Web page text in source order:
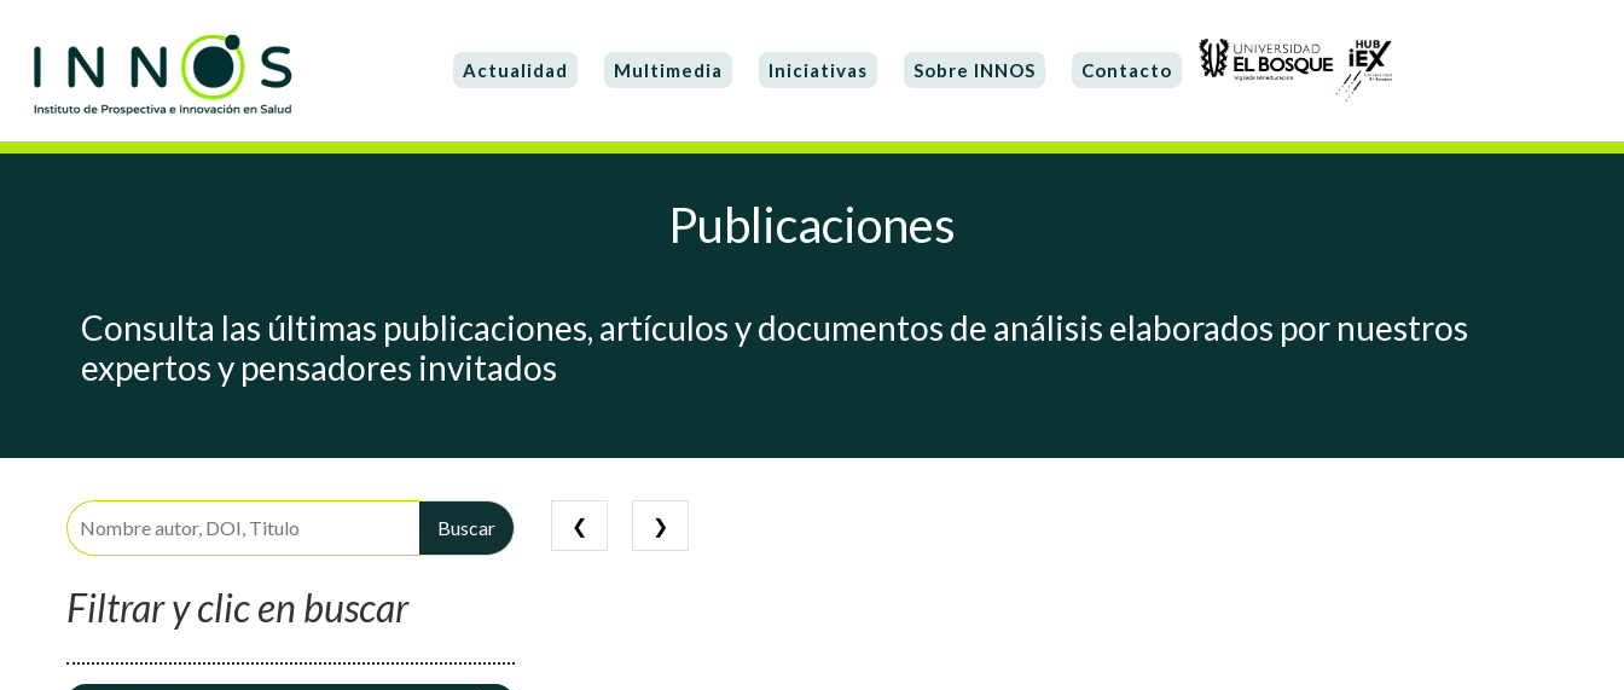
Actualidad Multimedia Iniciativas Sobre INNOS Contacto
Publicaciones
Consulta las últimas publicaciones, artículos y documentos de análisis elaborados por nuestros
expertos y pensadores invitados
Buscar
Filtrar y clic en buscar
❮ ❯